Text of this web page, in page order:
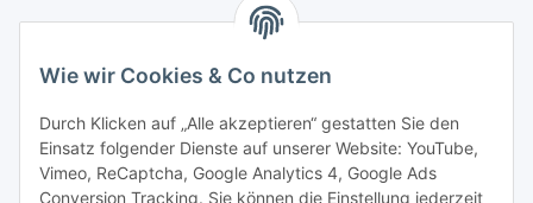
Informationen
Wie wir Cookies & Co nutzen
Durch Klicken auf „Alle akzeptieren“ gestatten Sie den
Einsatz folgender Dienste auf unserer Website: YouTube,
Vimeo, ReCaptcha, Google Analytics 4, Google Ads
Conversion Tracking. Sie können die Einstellung jederzeit